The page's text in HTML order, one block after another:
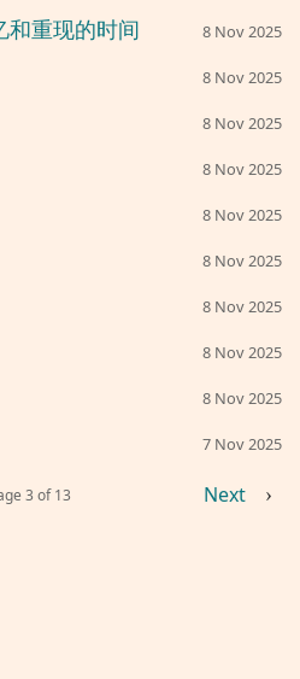
和重现的时间 8 Nov 2025
8 Nov 2025
8 Nov 2025
8 Nov 2025
8 Nov 2025
8 Nov 2025
8 Nov 2025
8 Nov 2025
8 Nov 2025
7 Nov 2025
3 of 13 Next ›